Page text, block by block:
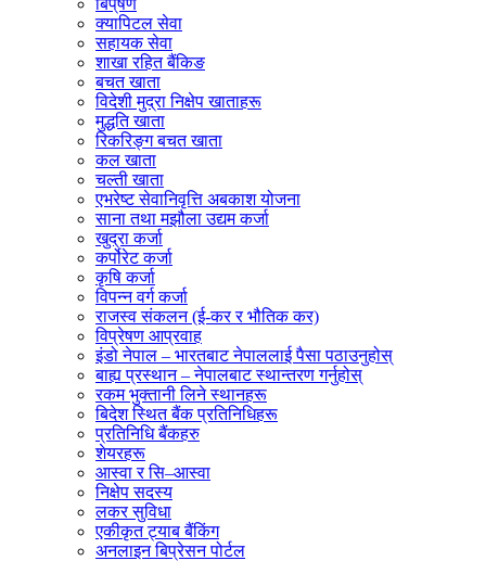
बिपे्षण
क्यापिटल सेवा
सहायक सेवा
शाखा रहित बैंकिङ
बचत खाता
विदेशी मुद्रा निक्षेप खाताहरू
मुद्धति खाता
रिकरिङ्ग बचत खाता
कल खाता
चल्ती खाता
एभरेष्ट सेवानिवृत्ति अबकाश योजना
साना तथा मझौला उद्यम कर्जा
खुद्रा कर्जा
कर्पोरेट कर्जा
कृषि कर्जा
विपन्न वर्ग कर्जा
राजस्व संकलन (ई-कर र भौतिक कर)
विप्रेषण आप्रवाह
इंडो नेपाल – भारतबाट नेपाललाई पैसा पठाउनुहोस्
बाह्य प्रस्थान – नेपालबाट स्थान्तरण गर्नुहोस्
रकम भुक्तानी लिने स्थानहरू
बिदेश स्थित बैंक प्रतिनिधिहरू
प्रतिनिधि बैंकहरु
शेयरहरू
आस्वा र सि–आस्वा
निक्षेप सदस्य
लकर सुविधा
एकीकृत ट्याब बैंकिंग
अनलाइन बिप्रेसन पोर्टल